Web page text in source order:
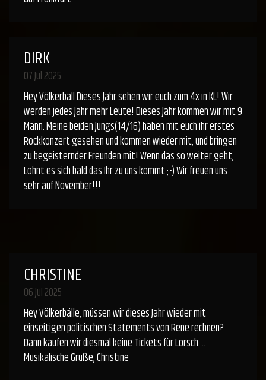
DIRK
07 Jul 2025
Hey Völkerball Dieses Jahr sehen wir euch zum 4x in KL! Wir
werden jedes Jahr mehr Leute! Dieses Jahr kommen wir mit 9
Mann. Meine beiden Jungs(14/16) haben mit euch ihr erstes
Rockkonzert gesehen und kommen wieder mit, und bringen
zu begeisternder Freunden mit! Wenn das so weiter geht,
Lohnt es sich bald das Ihr zu uns kommt ;-) Wir freuen uns
sehr auf November!!!
CHRISTINE
06 Jul 2025
Hey Völkerbälle, müssen wir dieses Jahr wieder mit
einseitigen politischen Statements von Rene rechnen?
Dann kaufen wir diesmal keine Tickets für Lorsch …
Musikalische Grüße, Christine